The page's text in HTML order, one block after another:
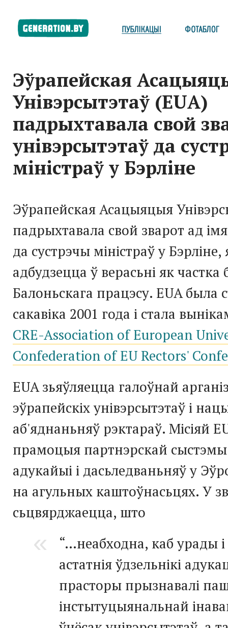
Эўрапейская
Унівэрсытэтаў (EUA)
падрыхтавала свой
унівэрсытэтаў да
міністраў у Бэрліне
Эўрапейская Асацыяцыя
падрыхтавала свой зварот ад
да сустрэчы міністраў у Бэрліне,
адбудзецца ў верасьні як частка
Балоньскага працэсу. EUA была
сакавіка 2001 года і стала
CRE-Association of European
Confederation of EU Rectors'
EUA зьяўляецца галоўнай
эўрапейскіх унівэрсытэтаў і
аб'яднаньняў рэктараў. Місіяй
прамоцыя партнэрскай
адукайыі і дасьледваньняў у
на агульных каштоўнасьцях. У
сьцвярджаецца, што
“…неабходна, каб урады і
астатнія ўдзельнікі
прасторы прызнавалі
інстытуцыянальнай